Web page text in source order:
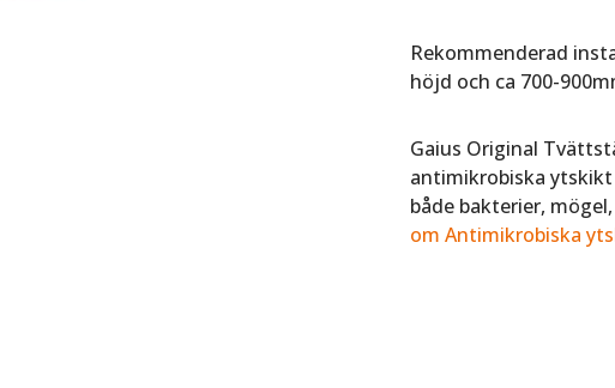
Rekommenderad
höjd och ca 700-
Gaius Original
antimikrobiska
både bakterier,
om Antimikrobiska